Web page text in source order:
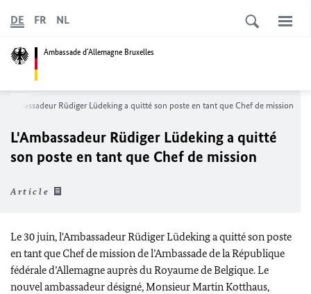
Ambassade d´Allemagne Bruxelles
DE FR NL
L'Ambassadeur Rüdiger Lüdeking a quitté son poste en tant que Chef de mission
L'Ambassadeur Rüdiger Lüdeking a quitté
son poste en tant que Chef de mission
Article
Le 30 juin, l'Ambassadeur Rüdiger Lüdeking a quitté son poste
en tant que Chef de mission de l’Ambassade de la République
fédérale d’Allemagne auprès du Royaume de Belgique. Le
nouvel ambassadeur désigné, Monsieur Martin Kotthaus,